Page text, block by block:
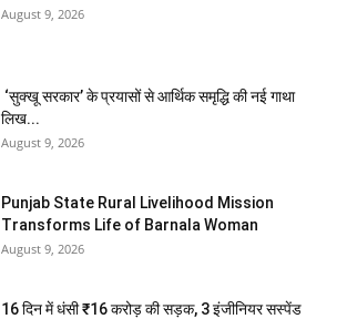
August 9, 2026
‘सुक्खू सरकार’ के प्रयासों से आर्थिक समृद्धि की नई गाथा
लिख...
August 9, 2026
Punjab State Rural Livelihood Mission
Transforms Life of Barnala Woman
August 9, 2026
16 दिन में धंसी ₹16 करोड़ की सड़क, 3 इंजीनियर सस्पेंड